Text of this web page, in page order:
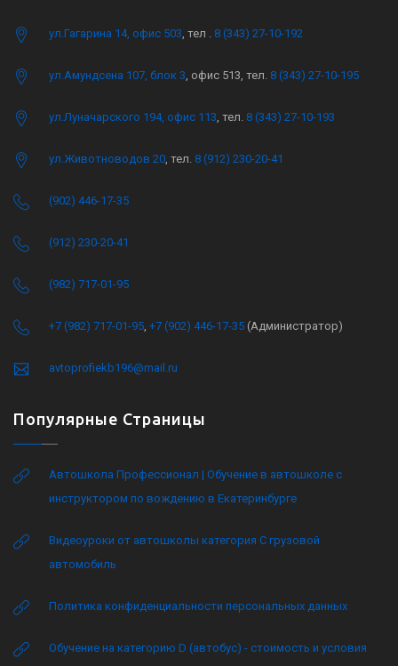
ул.Гагарина 14, офис 503, тел . 8 (343) 27-10-192
ул.Амундсена 107, блок 3, офис 513, тел. 8 (343) 27-10-195
ул.Луначарского 194, офис 113, тел. 8 (343) 27-10-193
ул.Животноводов 20, тел. 8 (912) 230-20-41
(902) 446-17-35
(912) 230-20-41
(982) 717-01-95
+7 (982) 717-01-95, +7 (902) 446-17-35 (Администратор)
avtoprofiekb196@mail.ru
Популярные Страницы
Автошкола Профессионал | Обучение в автошколе с
инструктором по вождению в Екатеринбурге
Видеоуроки от автошколы категория C грузовой
автомобиль
Политика конфиденциальности персональных данных
Обучение на категорию D (автобус) - стоимость и условия